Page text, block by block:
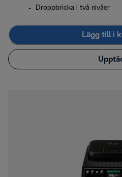
Droppbricka i två nivåer
Lägg till i